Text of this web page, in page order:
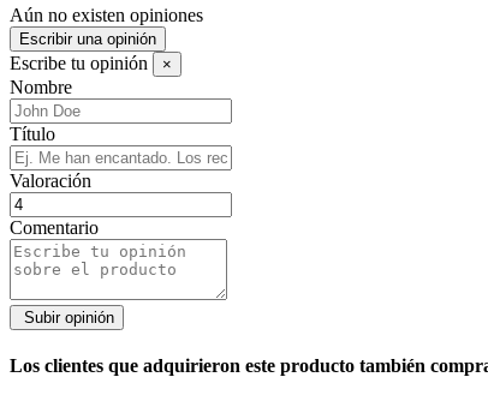
Aún no existen opiniones
Escribir una opinión
Escribe tu opinión ×
Nombre
Título
Valoración
Comentario
Los clientes que adquirieron este producto también